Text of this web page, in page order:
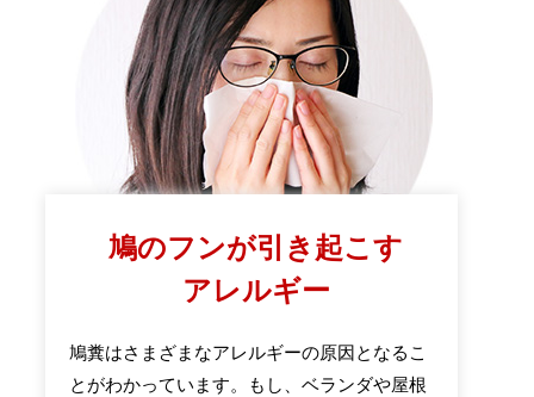
鳩のフンが引き起こす
アレルギー
鳩糞はさまざまなアレルギーの原因となるこ
とがわかっています。もし、ベランダや屋根